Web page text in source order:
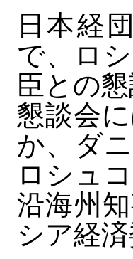
日本経
で、ロ
臣との
懇談会
か、ダ
ロシュ
沿海州
シア経